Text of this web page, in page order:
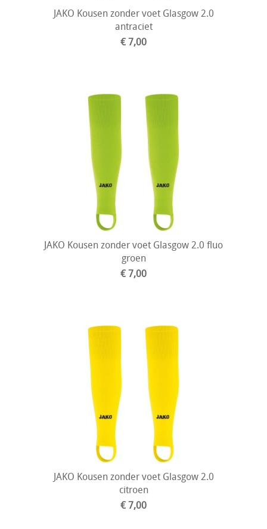
JAKO Kousen zonder voet Glasgow 2.0
antraciet
€ 7,00
JAKO Kousen zonder voet Glasgow 2.0 fluo
groen
€ 7,00
JAKO Kousen zonder voet Glasgow 2.0
citroen
€ 7,00